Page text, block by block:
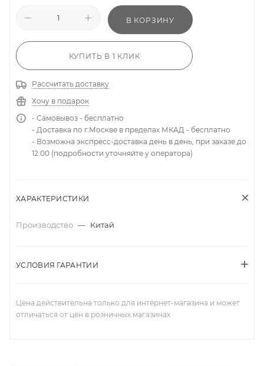
В КОРЗИНУ
КУПИТЬ В 1 КЛИК
Рассчитать доставку
Хочу в подарок
- Самовывоз - бесплатно
- Доставка по г.Москве в пределах МКАД - бесплатно
- Возможна экспресс-доставка день в день, при заказе до
12.00 (подробности уточняйте у оператора)
ХАРАКТЕРИСТИКИ
Производство — Китай
УСЛОВИЯ ГАРАНТИИ
Цена действительна только для интернет-магазина и может
отличаться от цен в розничных магазинах